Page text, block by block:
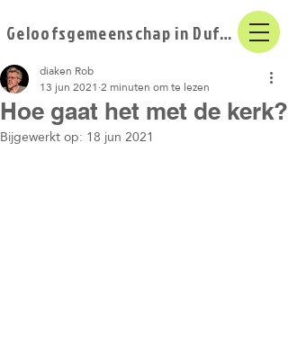
Geloofsgemeenschap in Duffel
Hoe gaat het met de kerk?
diaken Rob
13 jun 2021 2 minuten om te lezen
Bijgewerkt op: 18 jun 2021